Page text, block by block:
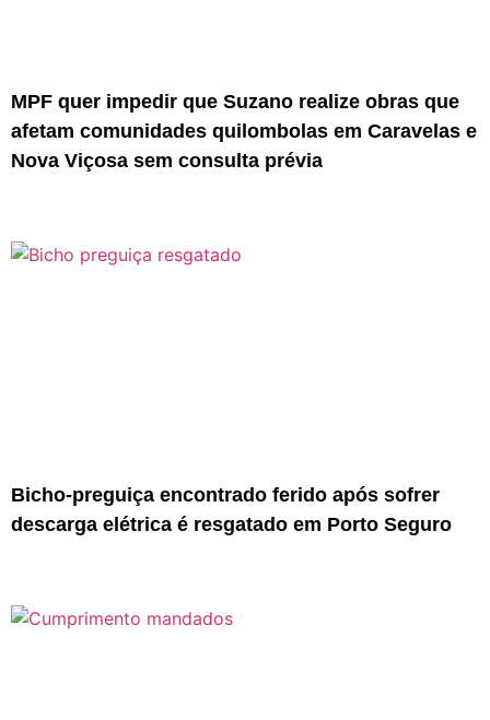
MPF quer impedir que Suzano realize obras que
afetam comunidades quilombolas em Caravelas e
Nova Viçosa sem consulta prévia
Bicho-preguiça encontrado ferido após sofrer
descarga elétrica é resgatado em Porto Seguro